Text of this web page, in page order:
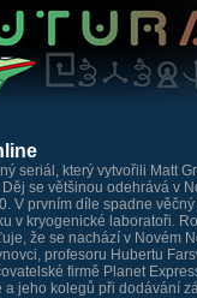
seriál, který vytvořili Matt
se většinou odehrává v
V prvním díle spadne
v kryogenické laboratoři.
že se nachází v Novém
profesoru Hubertu
firmě Planet
a jeho kolegů při dodávání